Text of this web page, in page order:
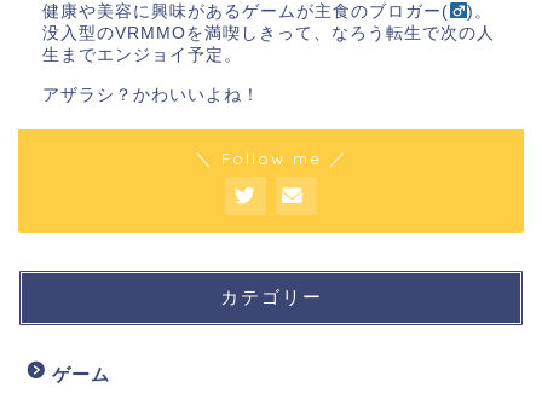
健康や美容に興味があるゲームが主食のブロガー(
)。
没入型のVRMMOを満喫しきって、なろう転生で次の人
生までエンジョイ予定。
アザラシ？かわいいよね！
＼ Follow me ／
カテゴリー
ゲーム